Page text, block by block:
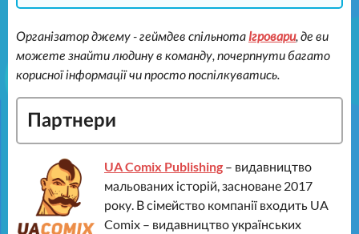
Організатор джему - геймдев спільнота Ігровари, де ви
можете знайти людину в команду, почерпнути багато
корисної інформації чи просто поспілкуватись.
Партнери
UA Comix Publishing – видавництво
мальованих історій, засноване 2017
року. В сімейство компанії входить UA
Comix – видавництво українських